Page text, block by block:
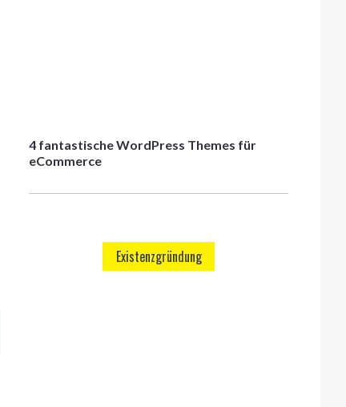
4 fantastische WordPress Themes für
eCommerce
Existenzgründung